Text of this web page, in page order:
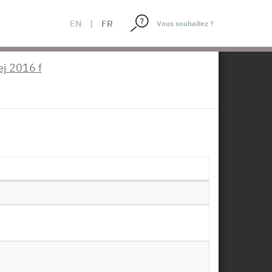
EN | FR
Appariement aux
2016 f